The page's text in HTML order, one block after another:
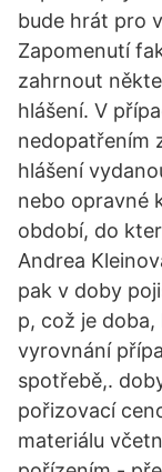
bude hrát pro
Zapomenutí
zahrnout
hlášení. V
nedopatřením
hlášení
nebo opravné
období, do
Andrea
pak v doby
p, což je
vyrovnání
spotřebě,.
pořizovací
materiálu